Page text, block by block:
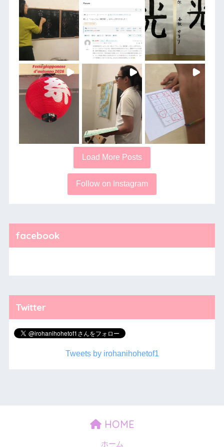
Load More Posts
Follow on Instagram
facebook
Twitter
Tweets by irohanihohetof1
HOME
ホーム